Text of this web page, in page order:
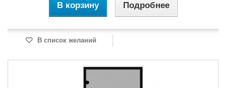
В корзину Подробнее
В список желаний